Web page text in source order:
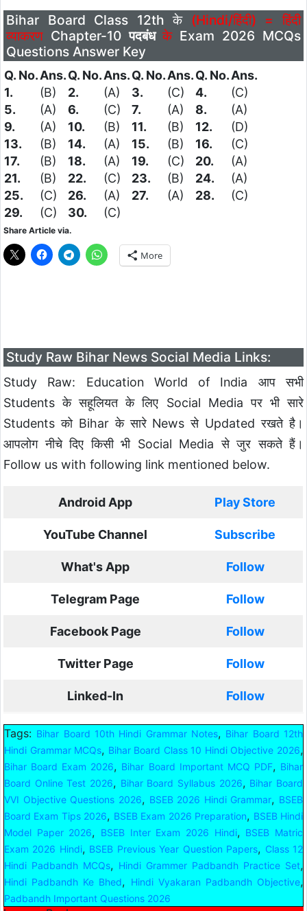
Bihar Board Class 12th के (Hindi/हिंदी) = हिंदी
व्याकरण Chapter-10पदबंध के Exam 2026 MCQs
Questions Answer Key
Q. No.Ans.Q. No.Ans.Q. No.Ans.Q. No.Ans.
1.
(B) 2. (A) 3. (C) 4.
(C)
5.
(A) 6. (C) 7. (A) 8.
(A)
9.
(A) 10. (B) 11. (B) 12.
(D)
13.
(B) 14. (A) 15. (B) 16.
(C)
17.
(B) 18. (A) 19. (C) 20.
(A)
21.
(B) 22. (C) 23. (B) 24.
(A)
25.
(C) 26. (A) 27. (A) 28.
(C)
29.
(C) 30. (C)
Share Article via.
More
Study Raw Bihar News Social Media Links:
Study Raw: Education World of India आप सभी
Students के सहूलियत के लिए Social Media पर भी सारे
Students को Bihar के सारे News से Updated रखते है।
आपलोग नीचे दिए किसी भी Social Media से जुर सकते हैं।
Follow us with following link mentioned below.
Android App Play Store
YouTube Channel Subscribe
What's App Follow
Telegram Page Follow
Facebook Page Follow
Twitter Page Follow
Linked-In Follow
Tags: Bihar Board 10th Hindi Grammar Notes, Bihar Board 12th
Hindi Grammar MCQs, Bihar Board Class 10 Hindi Objective 2026,
Bihar Board Exam 2026, Bihar Board Important MCQ PDF, Bihar
Board Online Test 2026, Bihar Board Syllabus 2026, Bihar Board
VVI Objective Questions 2026, BSEB 2026 Hindi Grammar, BSEB
Board Exam Tips 2026, BSEB Exam 2026 Preparation, BSEB Hindi
Model Paper 2026, BSEB Inter Exam 2026 Hindi, BSEB Matric
Exam 2026 Hindi, BSEB Previous Year Question Papers, Class 12
Hindi Padbandh MCQs, Hindi Grammer Padbandh Practice Set,
Hindi Padbandh Ke Bhed, Hindi Vyakaran Padbandh Objective,
Padbandh Important Questions 2026